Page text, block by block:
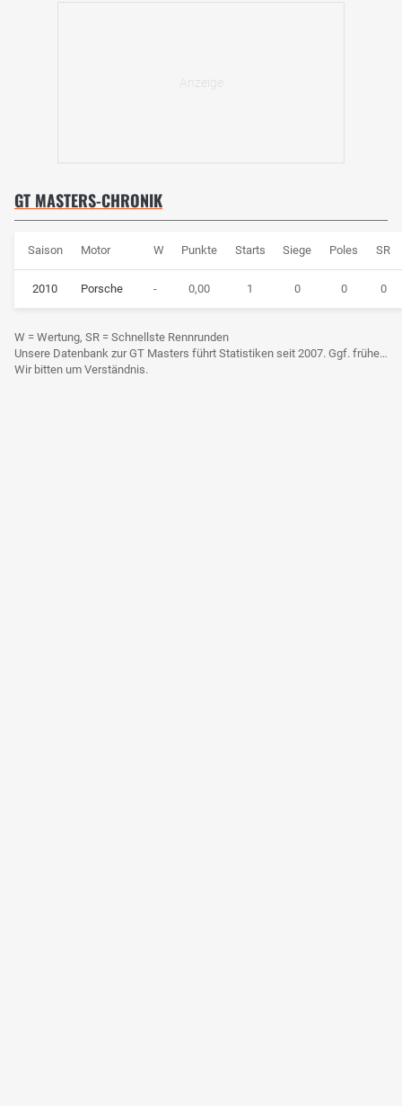
GT MASTERS-CHRONIK
Saison Motor W Punkte Starts Siege Poles SR
2010 Porsche - 0,00 1 0 0 0
W = Wertung, SR = Schnellste Rennrunden
Unsere Datenbank zur GT Masters führt Statistiken seit 2007. Ggf. frühere Daten sind derzeit noch nicht berücksichtigt.
Wir bitten um Verständnis.